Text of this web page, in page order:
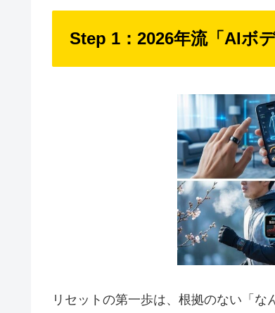
Step 1：2026年流「AIボ
リセットの第一歩は、根拠のない「